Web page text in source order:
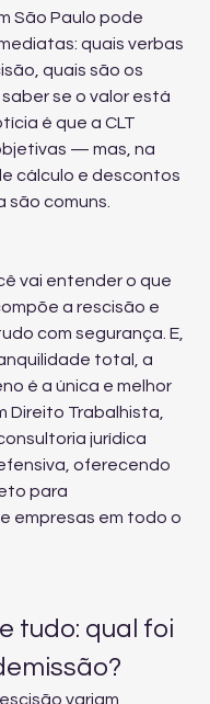
São Paulo pode
quais verbas
quais são os
se o valor está
é que a CLT
— mas, na
cálculo e descontos
são comuns.
vai entender o que
a rescisão e
com segurança. E,
total, a
é a única e melhor
Direito Trabalhista,
jurídica
oferecendo
para
empresas em todo o
tudo: qual foi
variam